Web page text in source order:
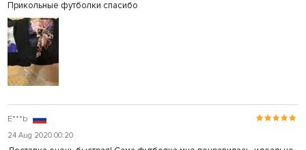
Прикольные футболки спасибо
E***b
24 Aug 2020 00:20